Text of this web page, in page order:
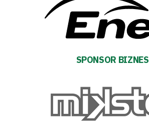
Kontakt
SPONSOR BIZNES